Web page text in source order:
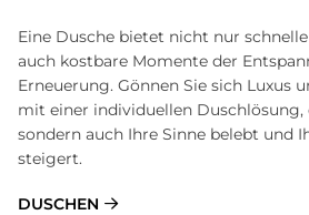
Eine Dusche bietet nicht nur
auch kostbare Momente der
Erneuerung. Gönnen Sie sich Luxus
mit einer individuellen
sondern auch Ihre Sinne belebt und
steigert.
DUSCHEN